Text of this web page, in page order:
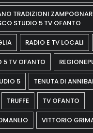
TRADIZIONI
STUDIO 5 TV OFANTO
RADIO E TV LOCALI
5 TV OFANTO
5 TENUTA DI
TRUFFE TV OFANTO
VITTORIO